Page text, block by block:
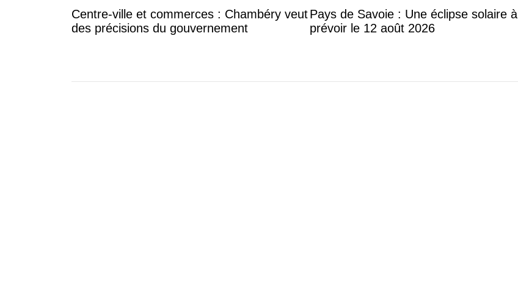
Centre-ville et commerces : Chambéry veut
des précisions du gouvernement
Pays de Savoie : Une éclipse solaire à
prévoir le 12 août 2026